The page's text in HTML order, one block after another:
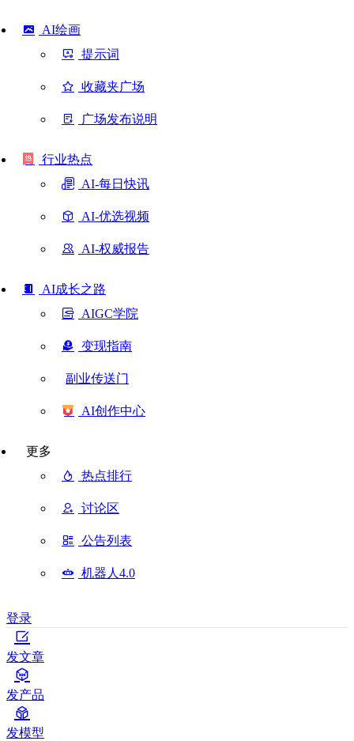
AI绘画
提示词
收藏夹广场
广场发布说明
行业热点
AI-每日快讯
AI-优选视频
AI-权威报告
AI成长之路
AIGC学院
变现指南
副业传送门
AI创作中心
更多
热点排行
讨论区
公告列表
机器人4.0
登录
发文章
发产品
发模型